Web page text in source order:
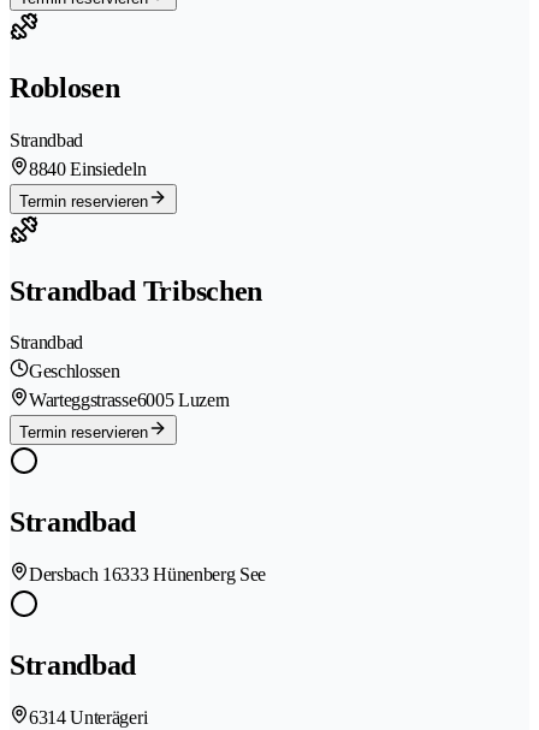
Roblosen
Strandbad
8840 Einsiedeln
Termin reservieren
Strandbad Tribschen
Strandbad
Geschlossen
Warteggstrasse6005 Luzern
Termin reservieren
Strandbad
Dersbach 16333 Hünenberg See
Strandbad
6314 Unterägeri